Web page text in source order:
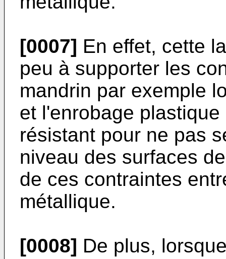
[0007] En effet, cette
peu à supporter les
mandrin par exemple
et l'enrobage
résistant pour ne pas
niveau des surfaces
de ces contraintes
métallique.
[0008] De plus,